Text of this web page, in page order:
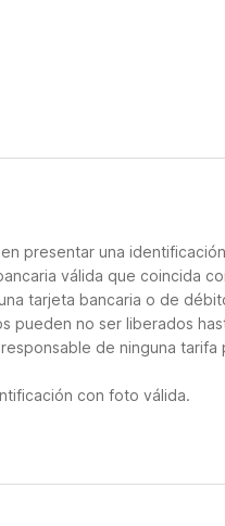
presentar una identificación
válida que coincida
tarjeta bancaria o de
pueden no ser liberados
de ninguna tarifa
con foto válida.